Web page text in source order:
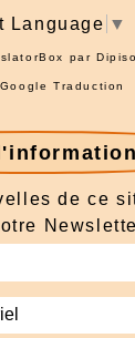
Language ▼
par
Google Traduction
de ce